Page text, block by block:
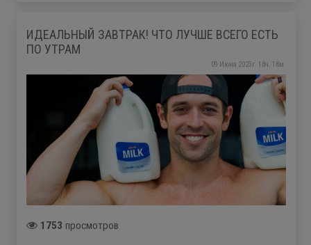
ИДЕАЛЬНЫЙ ЗАВТРАК! ЧТО ЛУЧШЕ ВСЕГО ЕСТЬ
ПО УТРАМ
09 Июня 2023г. 18ч. 18м.
1753 просмотров